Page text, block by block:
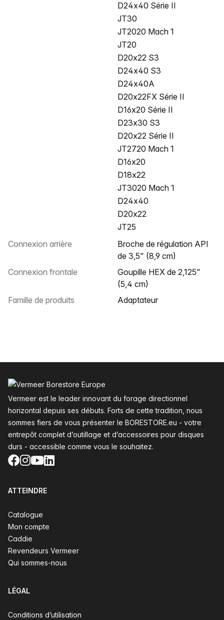
D24x40 Série II
JT30
JT2020 Mach 1
JT20
D20x22 S3
D24x40 S3
D24x40A
D20x22FX Série II
D16x20 Série II
D23x30 S3
D20x22 Série II
JT2720 Mach 1
D16x20
D18x22
JT3020 Mach 1
D24x40
D20x22
JT25
Connexion arrière
Broche de régulation API
de 3,5" (8,9 cm)
Connexion frontale
Goupille HEX de 2,125"
(5,4 cm)
Famille de produits
Adaptateur
Vermeer est le leader innovant du forage directionnel
horizontal depuis ses débuts. Forts de cette tradition, nous
sommes fiers de vous présenter le BORESTORE.eu - votre
entrepôt complet d’outillage et d’accessoires pour disques
durs - accessible comme vous le souhaitez.
Facebook
Instagram
YouTube
LinkedIn
ATTEINDRE
Catalogue
Mon compte
Caddie
Revendeurs Vermeer
Qui sommes-nous
LÉGAL
Conditions d’utilisation